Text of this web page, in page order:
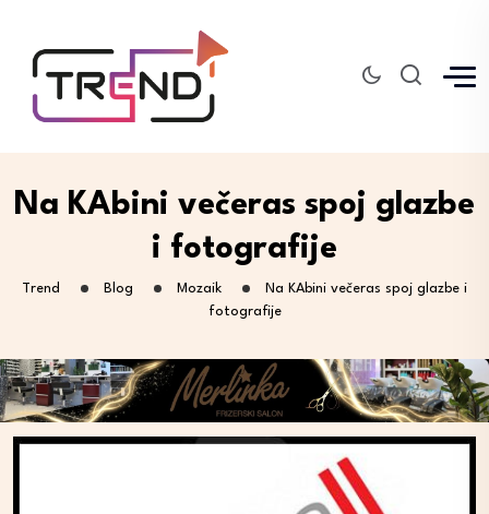
Na KAbini večeras spoj glazbe
i fotografije
Trend Blog Mozaik
Na KAbini večeras spoj glazbe i
fotografije